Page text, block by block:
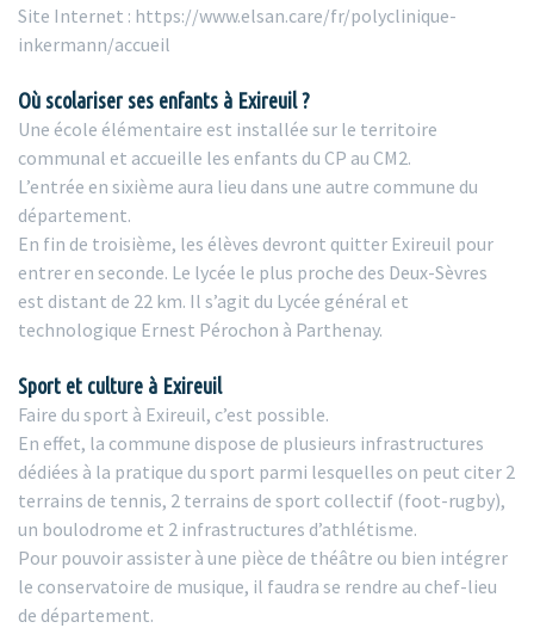
Site Internet : https://www.elsan.care/fr/polyclinique-
inkermann/accueil
Où scolariser ses enfants à Exireuil ?
Une école élémentaire est installée sur le territoire
communal et accueille les enfants du CP au CM2.
L’entrée en sixième aura lieu dans une autre commune du
département.
En fin de troisième, les élèves devront quitter Exireuil pour
entrer en seconde. Le lycée le plus proche des Deux-Sèvres
est distant de 22 km. Il s’agit du Lycée général et
technologique Ernest Pérochon à Parthenay.
Sport et culture à Exireuil
Faire du sport à Exireuil, c’est possible.
En effet, la commune dispose de plusieurs infrastructures
dédiées à la pratique du sport parmi lesquelles on peut citer 2
terrains de tennis, 2 terrains de sport collectif (foot-rugby),
un boulodrome et 2 infrastructures d’athlétisme.
Pour pouvoir assister à une pièce de théâtre ou bien intégrer
le conservatoire de musique, il faudra se rendre au chef-lieu
de département.